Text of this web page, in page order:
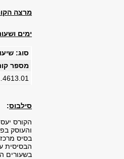
מרצה
ימים
סוג:
מספר
סילבוס:
והעוסק
בסיס
בשעורים